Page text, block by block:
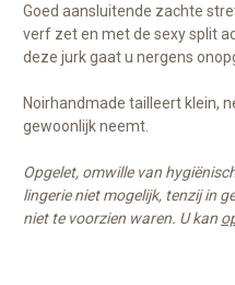
Goed aansluitende zachte
verf zet en met de sexy split
deze jurk gaat u nergens
Noirhandmade tailleert klein,
gewoonlijk neemt.
Opgelet, omwille van
lingerie niet mogelijk, tenzij in
niet te voorzien waren. U kan